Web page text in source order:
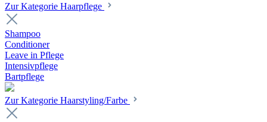
Zur Kategorie Haarpflege
Shampoo
Conditioner
Leave in Pflege
Intensivpflege
Bartpflege
Zur Kategorie Haarstyling/Farbe